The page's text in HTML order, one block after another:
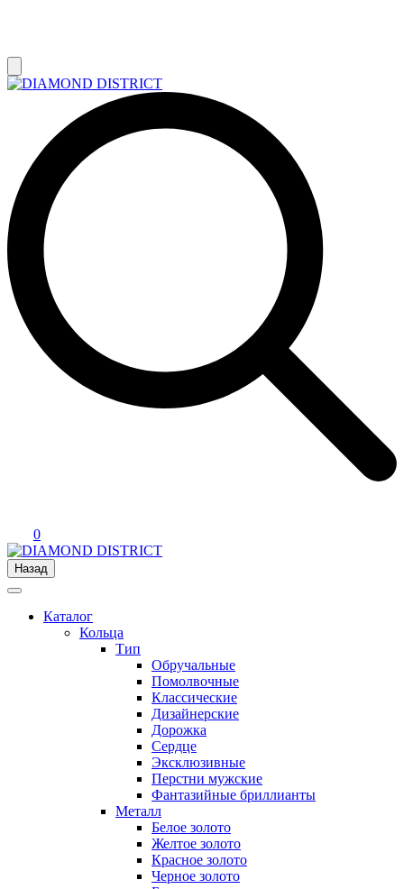
0
Назад
Каталог
Кольца
Тип
Обручальные
Помолвочные
Классические
Дизайнерские
Дорожка
Сердце
Эксклюзивные
Перстни мужские
Фантазийные бриллианты
Металл
Белое золото
Желтое золото
Красное золото
Черное золото